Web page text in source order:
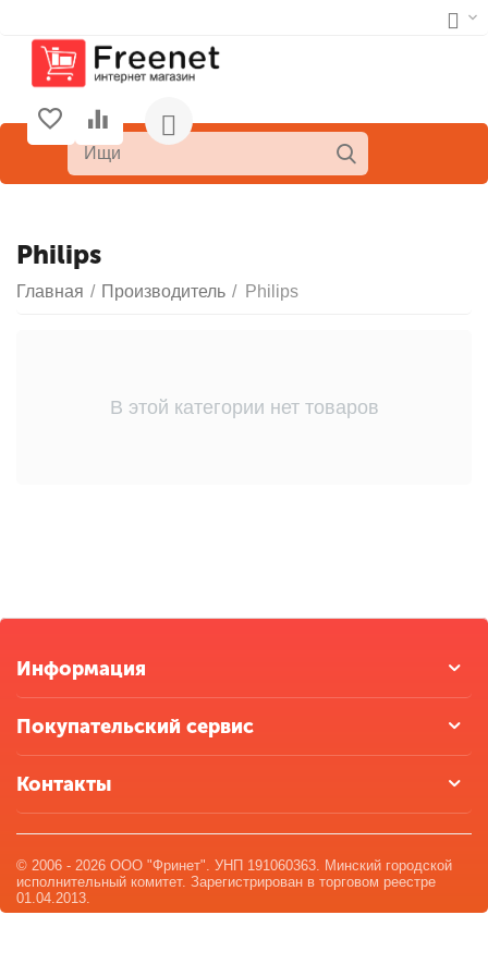
Philips
Главная / Производитель / Philips
В этой категории нет товаров
Информация
Покупательский сервис
Контакты
© 2006 - 2026 ООО "Фринет". УНП 191060363. Минский городской
исполнительный комитет. Зарегистрирован в торговом реестре
01.04.2013.